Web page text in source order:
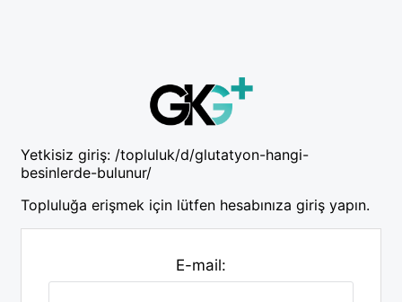
Yetkisiz giriş: /topluluk/d/glutatyon-hangi-
besinlerde-bulunur/
Topluluğa erişmek için lütfen hesabınıza giriş yapın.
E-mail: